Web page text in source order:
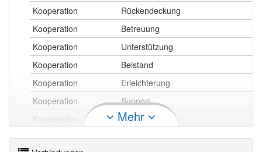
Kooperation
Rückendeckung
Kooperation
Betreuung
Kooperation
Unterstützung
Kooperation
Beistand
Kooperation
Erleichterung
Kooperation
Support
Kooperation
Hilfe
Kooperation
Hilfestellung
Mehr